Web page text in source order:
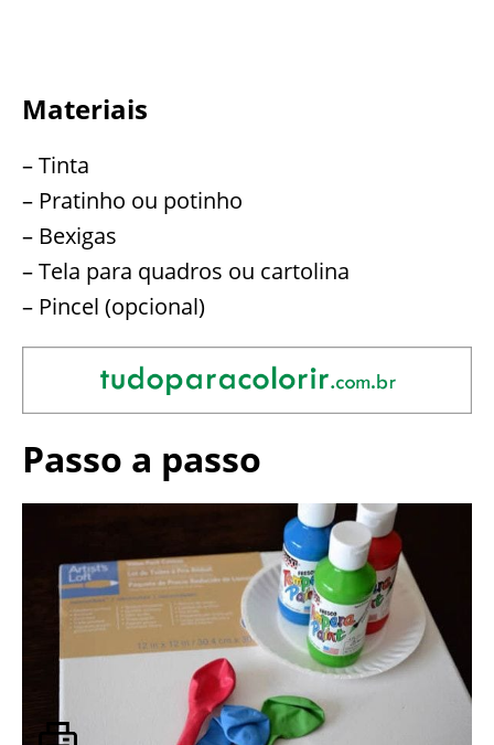
Materiais
– Tinta
– Pratinho ou potinho
– Bexigas
– Tela para quadros ou cartolina
– Pincel (opcional)
Passo a passo